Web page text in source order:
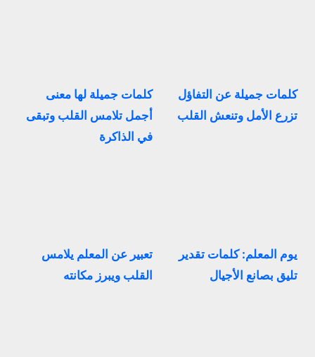
كلمات جميلة عن التفاؤل
تزرع الأمل وتنعش القلب
كلمات جميلة لها معنى
أجمل تلامس القلب وتبقى
في الذاكرة
يوم المعلم: كلمات تقدير
تليق بصانع الأجيال
تعبير عن المعلم يلامس
القلب ويبرز مكانته